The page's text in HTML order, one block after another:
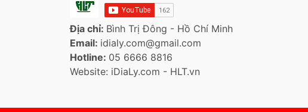
Địa chỉ: Bình Trị Đông - Hồ Chí Minh
Email: idialy.com@gmail.com
Hotline: 05 6666 8816
Website: iDiaLy.com - HLT.vn